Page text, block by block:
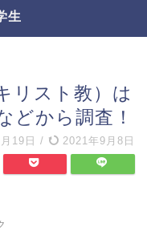
生
リスト教）は
どから調査！
19日 / 2021年9月8日